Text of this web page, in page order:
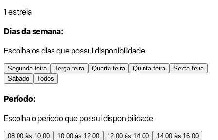
1 estrela
Dias da semana:
Escolha os dias que possui disponibilidade
Segunda-feira Terça-feira Quarta-feira Quinta-feira
Sexta-feira
Sábado
Todos
Período:
Escolha o período que possui disponibilidade
08:00 às 10:00 10:00 às 12:00 12:00 às 14:00
14:00 às 16:00